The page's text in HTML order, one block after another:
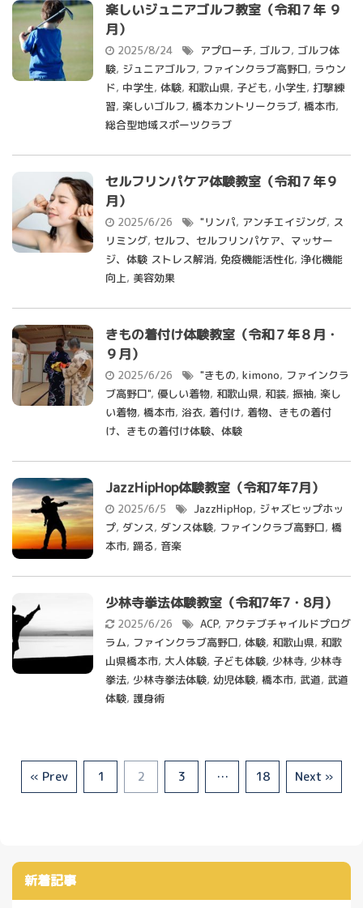
楽しいジュニアゴルフ教室（令和７年 ９
月）
2025/8/24 アプローチ, ゴルフ, ゴルフ体
験, ジュニアゴルフ, ファインクラブ高野口, ラウン
ド, 中学生, 体験, 和歌山県, 子ども, 小学生, 打撃練
習, 楽しいゴルフ, 橋本カントリークラブ, 橋本市,
総合型地域スポーツクラブ
セルフリンパケア体験教室（令和７年９
月）
2025/6/26 "リンパ, アンチエイジング, ス
リミング, セルフ、セルフリンパケア、マッサー
ジ、体験 ストレス解消, 免疫機能活性化, 浄化機能
向上, 美容効果
きもの着付け体験教室（令和７年８月・
９月）
2025/6/26 "きもの, kimono, ファインクラ
ブ高野口", 優しい着物, 和歌山県, 和装, 振袖, 楽し
い着物, 橋本市, 浴衣, 着付け, 着物、きもの着付
け、きもの着付け体験、体験
JazzHipHop体験教室（令和7年7月）
2025/6/5 JazzHipHop, ジャズヒップホッ
プ, ダンス, ダンス体験, ファインクラブ高野口, 橋
本市, 踊る, 音楽
少林寺拳法体験教室（令和7年7・8月）
2025/6/26 ACP, アクテブチャイルドプログ
ラム, ファインクラブ高野口, 体験, 和歌山県, 和歌
山県橋本市, 大人体験, 子ども体験, 少林寺, 少林寺
拳法, 少林寺拳法体験, 幼児体験, 橋本市, 武道, 武道
体験, 護身術
« Prev 1 2 3 … 18 Next »
新着記事